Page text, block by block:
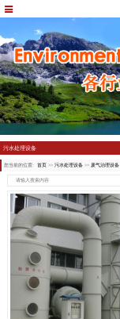
污水处理设备
您当前的位置: 首页>> 污水处理设备>> 废气治理设备